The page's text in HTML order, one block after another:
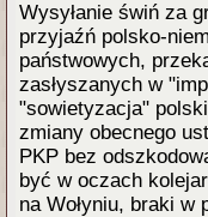
Wysyłanie świń za
przyjaźń polsko-
państwowych,
zasłyszanych w
"sowietyzacja"
zmiany obecnego
PKP bez
być w oczach
na Wołyniu, braki w